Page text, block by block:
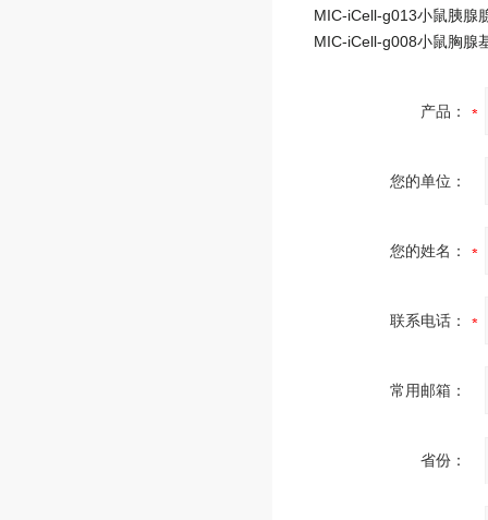
产品：
您的单位：
您的姓名：
联系电话：
常用邮箱：
省份：